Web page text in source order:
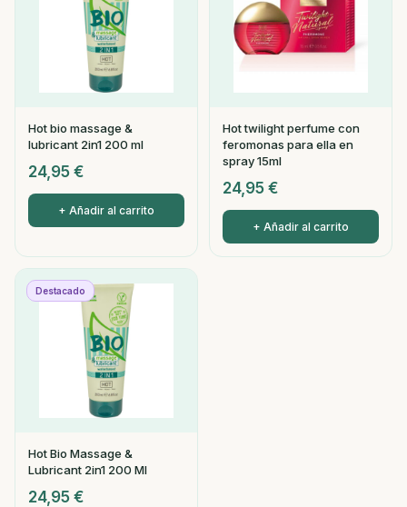
Hot bio massage &
lubricant 2in1 200 ml
24,95 €
+ Añadir al carrito
Hot twilight perfume con
feromonas para ella en
spray 15ml
24,95 €
+ Añadir al carrito
Destacado
Hot Bio Massage &
Lubricant 2in1 200 Ml
24,95 €